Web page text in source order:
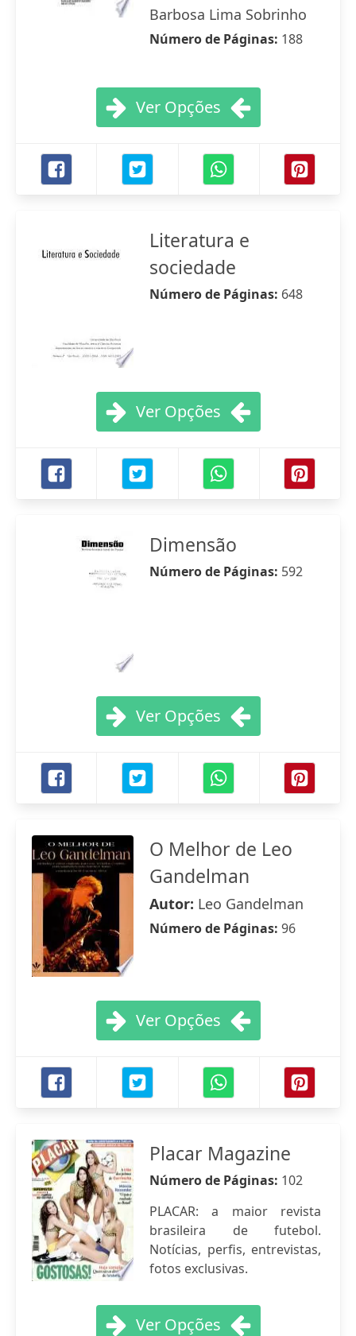
Barbosa Lima Sobrinho
Número de Páginas: 188
Ver Opções
Literatura e
sociedade
Número de Páginas: 648
Ver Opções
Dimensão
Número de Páginas: 592
Ver Opções
O Melhor de Leo
Gandelman
Autor: Leo Gandelman
Número de Páginas: 96
Ver Opções
Placar Magazine
Número de Páginas: 102
PLACAR: a maior revista
brasileira de futebol.
Notícias, perfis, entrevistas,
fotos exclusivas.
Ver Opções